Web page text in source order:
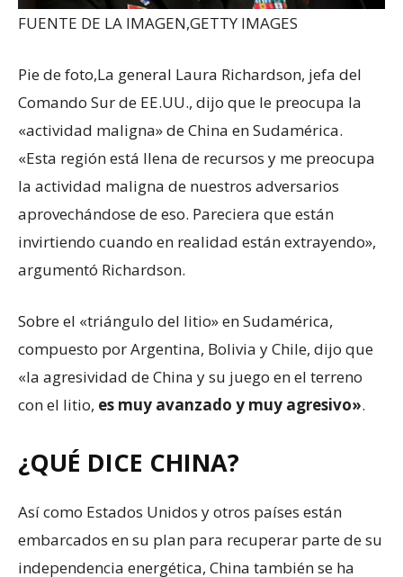
FUENTE DE LA IMAGEN,GETTY IMAGES
Pie de foto,La general Laura Richardson, jefa del
Comando Sur de EE.UU., dijo que le preocupa la
«actividad maligna» de China en Sudamérica.
«Esta región está llena de recursos y me preocupa
la actividad maligna de nuestros adversarios
aprovechándose de eso. Pareciera que están
invirtiendo cuando en realidad están extrayendo»,
argumentó Richardson.
Sobre el «triángulo del litio» en Sudamérica,
compuesto por Argentina, Bolivia y Chile, dijo que
«la agresividad de China y su juego en el terreno
con el litio, es muy avanzado y muy agresivo».
¿QUÉ DICE CHINA?
Así como Estados Unidos y otros países están
embarcados en su plan para recuperar parte de su
independencia energética, China también se ha